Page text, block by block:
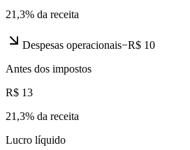
21,3% da receita
Despesas operacionais−R$ 10
Antes dos impostos
R$ 13
21,3% da receita
Lucro líquido